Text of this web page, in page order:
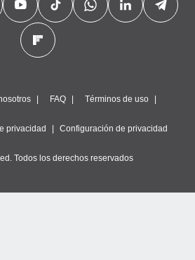
FAQ Términos de uso
privacidad Configuración de privacidad
Todos los derechos reservados